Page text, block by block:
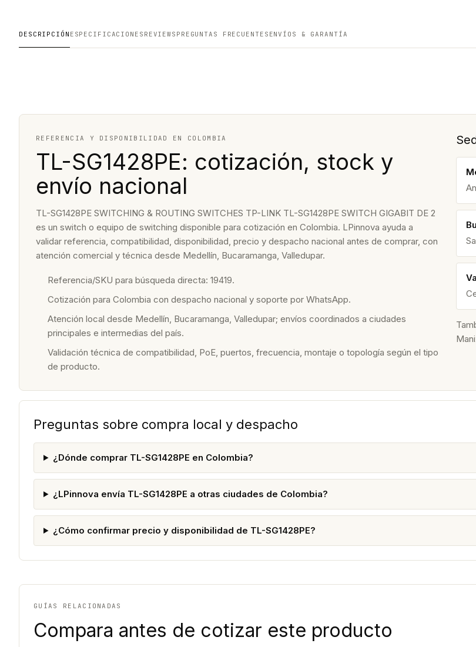
DESCRIPCIÓN ESPECIFICACIONES REVIEWS PREGUNTAS FRECUENTES ENVÍOS & GARANTÍA
REFERENCIA Y DISPONIBILIDAD EN COLOMBIA
TL-SG1428PE: cotización, stock y
envío nacional
TL-SG1428PE SWITCHING & ROUTING SWITCHES TP-LINK TL-SG1428PE SWITCH GIGABIT DE 2
es un switch o equipo de switching disponible para cotización en Colombia. LPinnova ayuda a
validar referencia, compatibilidad, disponibilidad, precio y despacho nacional antes de comprar, con
atención comercial y técnica desde Medellín, Bucaramanga, Valledupar.
Referencia/SKU para búsqueda directa: 19419.
Cotización para Colombia con despacho nacional y soporte por WhatsApp.
Atención local desde Medellín, Bucaramanga, Valledupar; envíos coordinados a ciudades
principales e intermedias del país.
Validación técnica de compatibilidad, PoE, puertos, frecuencia, montaje o topología según el tipo
de producto.
Preguntas sobre compra local y despacho
¿Dónde comprar TL-SG1428PE en Colombia?
¿LPinnova envía TL-SG1428PE a otras ciudades de Colombia?
¿Cómo confirmar precio y disponibilidad de TL-SG1428PE?
GUÍAS RELACIONADAS
Compara antes de cotizar este producto